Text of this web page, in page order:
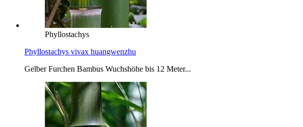
Phyllostachys
Phyllostachys vivax huangwenzhu
Gelber Furchen Bambus Wuchshöhe bis 12 Meter...